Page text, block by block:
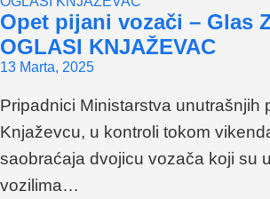
Opet pijani vozači – Glas
OGLASI KNJAŽEVAC
13 Marta, 2025
Pripadnici Ministarstva unutrašnjih
Knjaževcu, u kontroli tokom
saobraćaja dvojicu vozača koji su
vozilima…